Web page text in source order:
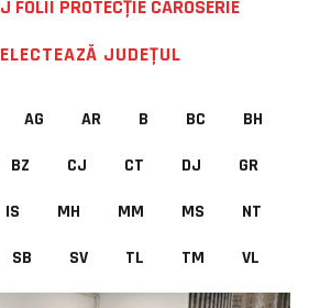
FOLII PROTECŢIE CAROSERIE
JUDEŢUL
AG AR B BC
BH
BZ CJ CT DJ
GR
IS MH MM MS
NT
SB SV TL TM VL